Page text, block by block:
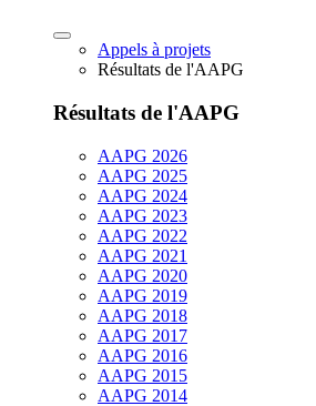
Appels à projets
Résultats de l'AAPG
Résultats de l'AAPG
AAPG 2026
AAPG 2025
AAPG 2024
AAPG 2023
AAPG 2022
AAPG 2021
AAPG 2020
AAPG 2019
AAPG 2018
AAPG 2017
AAPG 2016
AAPG 2015
AAPG 2014